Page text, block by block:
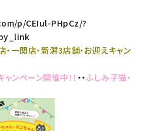
p/CEIul-PHpCz/?
一関店・新潟3店舗・お迎えキャン
ャンペーン開催中！！ ・・ふしみ子猫・